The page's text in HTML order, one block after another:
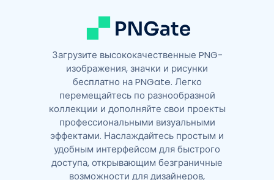
Загрузите высококачественные PNG-
изображения, значки и рисунки
бесплатно на PNGate. Легко
перемещайтесь по разнообразной
коллекции и дополняйте свои проекты
профессиональными визуальными
эффектами. Наслаждайтесь простым и
удобным интерфейсом для быстрого
доступа, открывающим безграничные
возможности для дизайнеров,